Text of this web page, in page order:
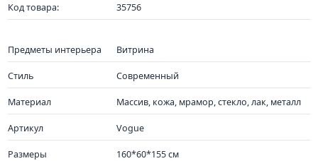
Код товара: 35756
Предметы интерьера Витрина
Стиль Современный
Материал Массив, кожа, мрамор, стекло, лак, металл
Артикул Vogue
Размеры 160*60*155 см